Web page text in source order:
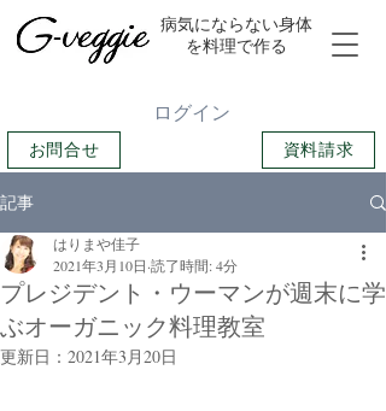
​病気にならない身体
を料理で作る
お問合せ
ログイン
資料請求
記事
プレジデント・ウーマンが週末に学
ぶオーガニック料理教室
はりまや佳子
2021年3月10日 読了時間: 4分
更新日： 2021年3月20日